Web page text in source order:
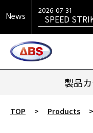
News 2026-07-31
SPEED
STRIKER
製品
TOP > Products